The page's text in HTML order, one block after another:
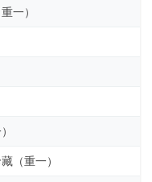
一）
（重一）